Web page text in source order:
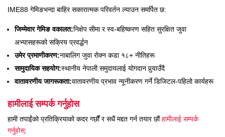
IME88 गेमिङभन्दा बाहिर सकारात्मक परिवर्तन ल्याउन समर्पित छ:
जिम्मेवार गेमिङ वकालत:निक्षेप सीमा र स्व-बहिष्करण सहित सुरक्षित जुवा
अभ्यासहरूको सक्रिय प्रवर्द्धन
उमेर प्रमाणीकरण:नाबालिग जुवा रोक्न कडा १८+ नीतिहरू
सामुदायिक सहयोग:स्थानीय नेपाली समुदायलाई योगदान पुर्‍याउँदै
वातावरणीय जागरूकता:वातावरणीय प्रभाव न्यूनीकरण गर्ने डिजिटल-पहिलो कार्यहरू
हामीलाई सम्पर्क गर्नुहोस
हामी तपाईंको प्रतिक्रियाको कदर गर्छौं र सधैं मद्दत गर्न तयार छौं हामीलाई सम्पर्क
गर्नुहोस्: